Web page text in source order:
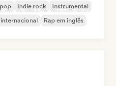
Indie rock
Instrumental
internacional Rap em inglês